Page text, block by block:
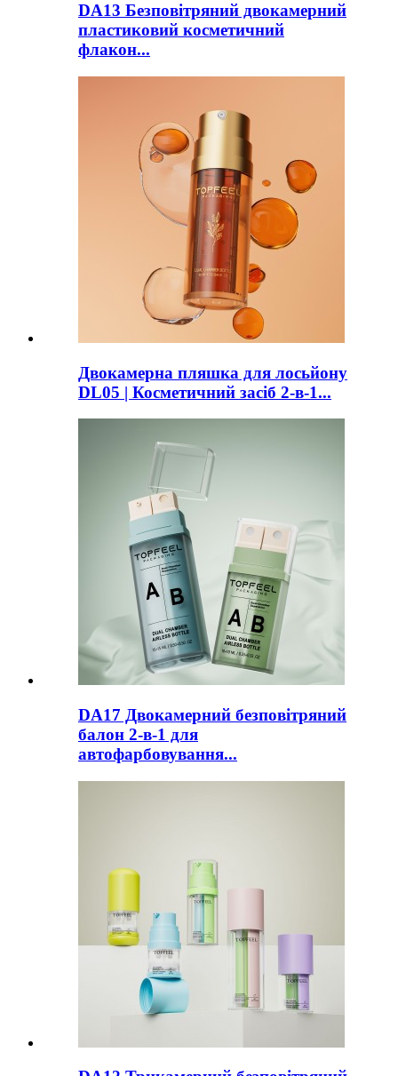
DA13 Безповітряний двокамерний
пластиковий косметичний
флакон...
Двокамерна пляшка для лосьйону
DL05 | Косметичний засіб 2-в-1...
DA17 Двокамерний безповітряний
балон 2-в-1 для
автофарбовування...